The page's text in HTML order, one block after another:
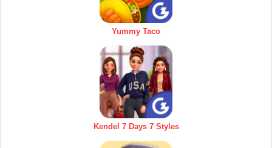
Yummy Taco
Kendel 7 Days 7 Styles